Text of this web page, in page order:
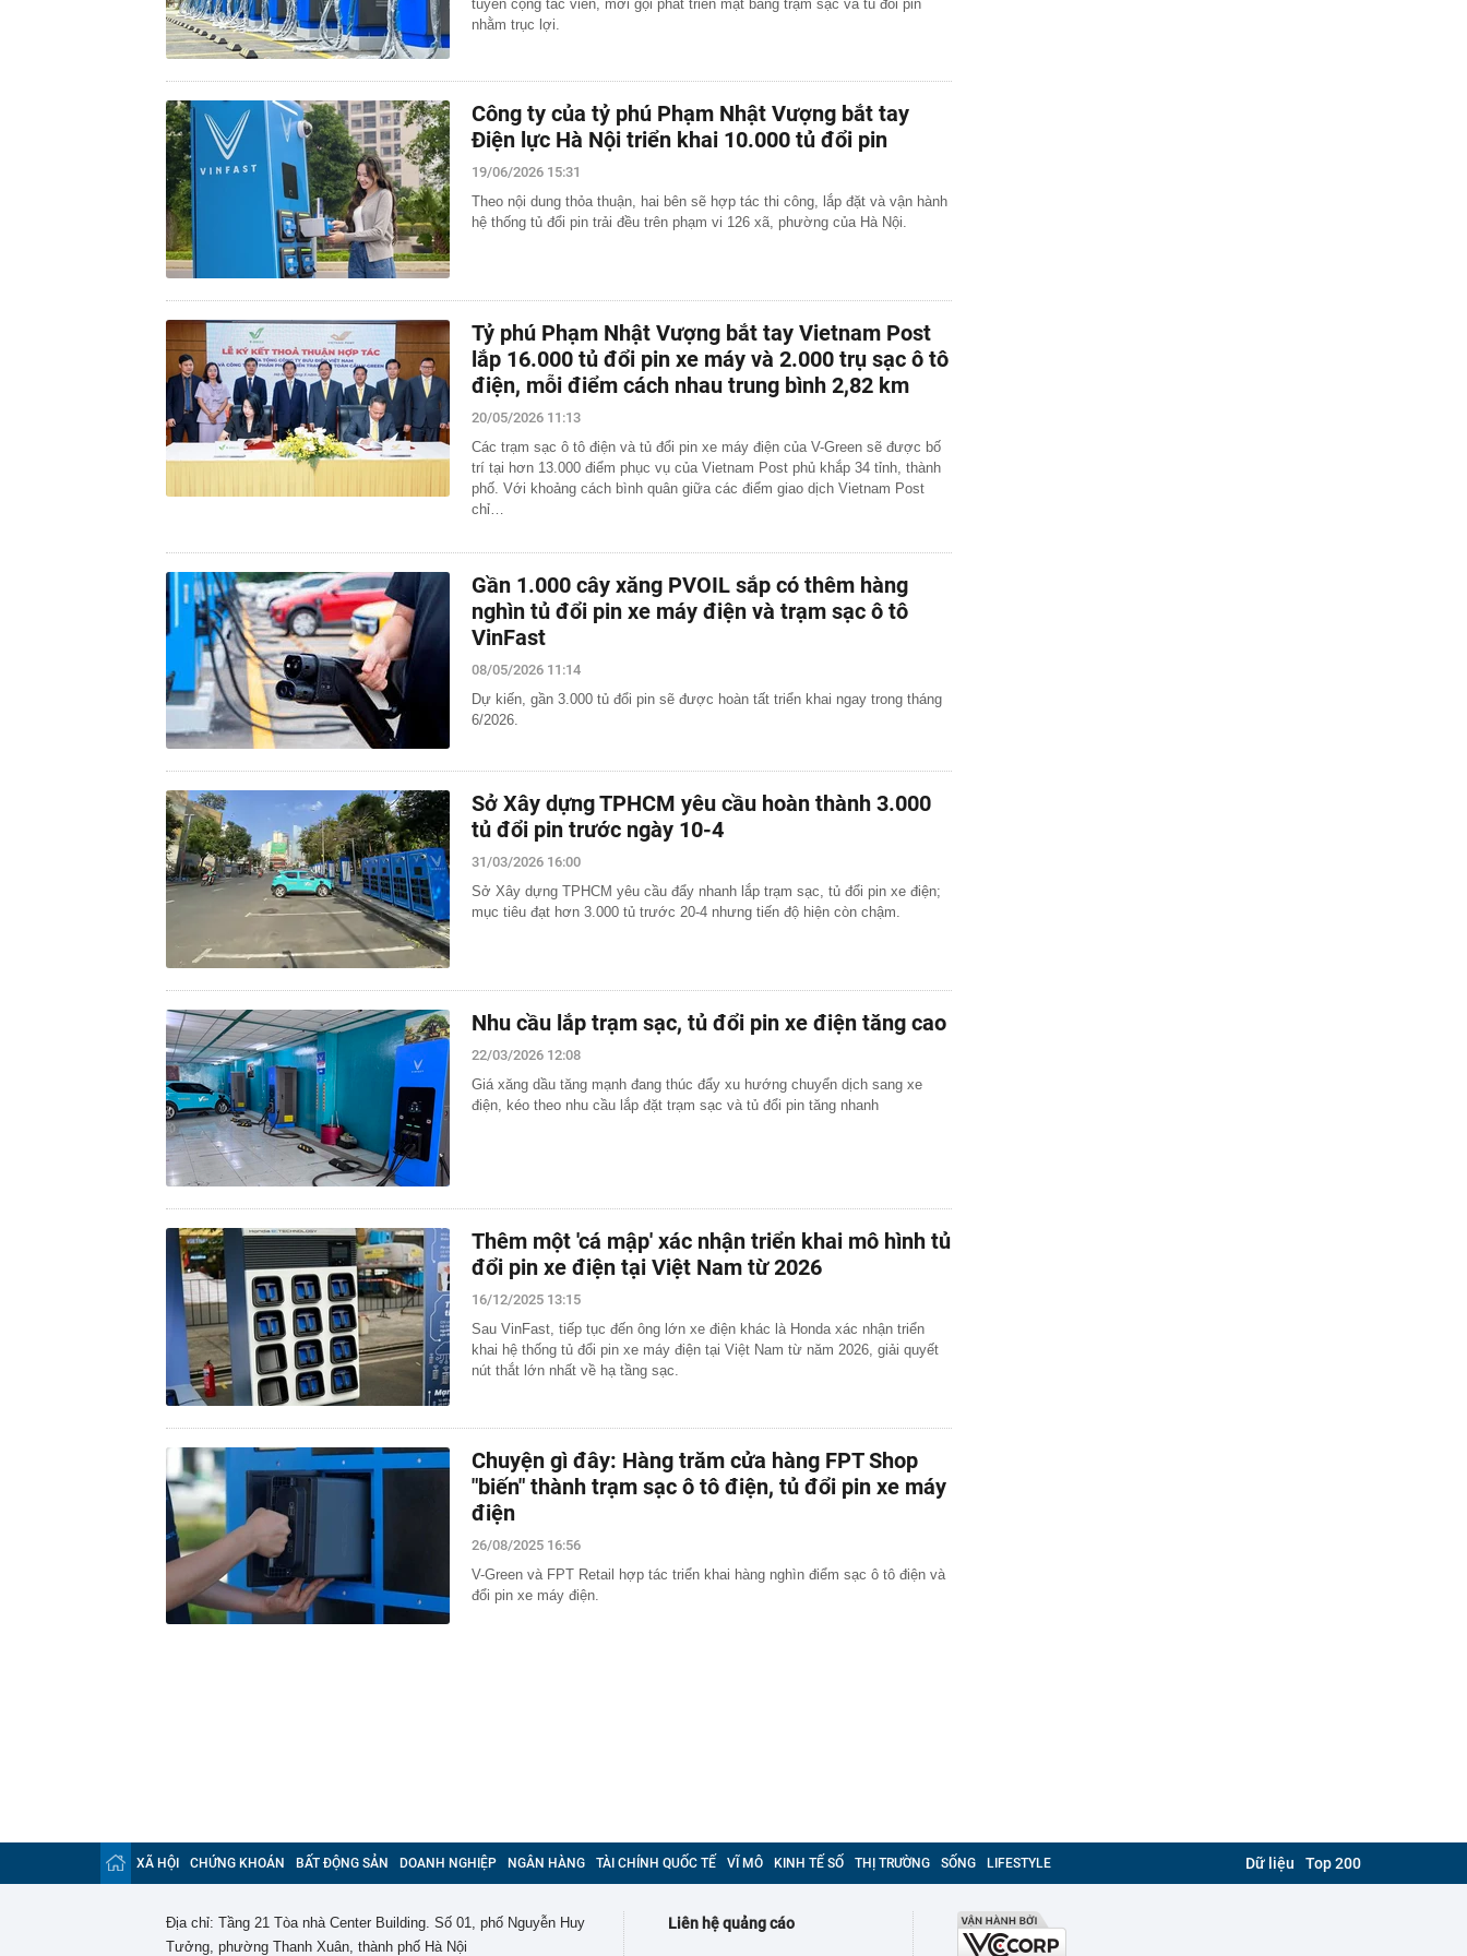
tuyển cộng tác viên, mời gọi phát triển mặt bằng trạm sạc và tủ đổi pin
nhằm trục lợi.
Công ty của tỷ phú Phạm Nhật Vượng bắt tay
Điện lực Hà Nội triển khai 10.000 tủ đổi pin
19/06/2026 15:31
Theo nội dung thỏa thuận, hai bên sẽ hợp tác thi công, lắp đặt và vận hành
hệ thống tủ đổi pin trải đều trên phạm vi 126 xã, phường của Hà Nội.
Tỷ phú Phạm Nhật Vượng bắt tay Vietnam Post
lắp 16.000 tủ đổi pin xe máy và 2.000 trụ sạc ô tô
điện, mỗi điểm cách nhau trung bình 2,82 km
20/05/2026 11:13
Các trạm sạc ô tô điện và tủ đổi pin xe máy điện của V-Green sẽ được bố
trí tại hơn 13.000 điểm phục vụ của Vietnam Post phủ khắp 34 tỉnh, thành
phố. Với khoảng cách bình quân giữa các điểm giao dịch Vietnam Post
chỉ…
Gần 1.000 cây xăng PVOIL sắp có thêm hàng
nghìn tủ đổi pin xe máy điện và trạm sạc ô tô
VinFast
08/05/2026 11:14
Dự kiến, gần 3.000 tủ đổi pin sẽ được hoàn tất triển khai ngay trong tháng
6/2026.
Sở Xây dựng TPHCM yêu cầu hoàn thành 3.000
tủ đổi pin trước ngày 10-4
31/03/2026 16:00
Sở Xây dựng TPHCM yêu cầu đẩy nhanh lắp trạm sạc, tủ đổi pin xe điện;
mục tiêu đạt hơn 3.000 tủ trước 20-4 nhưng tiến độ hiện còn chậm.
Nhu cầu lắp trạm sạc, tủ đổi pin xe điện tăng cao
22/03/2026 12:08
Giá xăng dầu tăng mạnh đang thúc đẩy xu hướng chuyển dịch sang xe
điện, kéo theo nhu cầu lắp đặt trạm sạc và tủ đổi pin tăng nhanh
Thêm một 'cá mập' xác nhận triển khai mô hình tủ
đổi pin xe điện tại Việt Nam từ 2026
16/12/2025 13:15
Sau VinFast, tiếp tục đến ông lớn xe điện khác là Honda xác nhận triển
khai hệ thống tủ đổi pin xe máy điện tại Việt Nam từ năm 2026, giải quyết
nút thắt lớn nhất về hạ tầng sạc.
Chuyện gì đây: Hàng trăm cửa hàng FPT Shop
"biến" thành trạm sạc ô tô điện, tủ đổi pin xe máy
điện
26/08/2025 16:56
V-Green và FPT Retail hợp tác triển khai hàng nghìn điểm sạc ô tô điện và
đổi pin xe máy điện.
XÃ HỘI CHỨNG KHOÁN BẤT ĐỘNG SẢN DOANH NGHIỆP NGÂN HÀNG TÀI CHÍNH QUỐC TẾ VĨ MÔ KINH TẾ SỐ THỊ TRƯỜNG SỐNG LIFESTYLE Dữ liệu Top 200
Địa chỉ: Tầng 21 Tòa nhà Center Building. Số 01, phố Nguyễn Huy
Tưởng, phường Thanh Xuân, thành phố Hà Nội
Liên hệ quảng cáo